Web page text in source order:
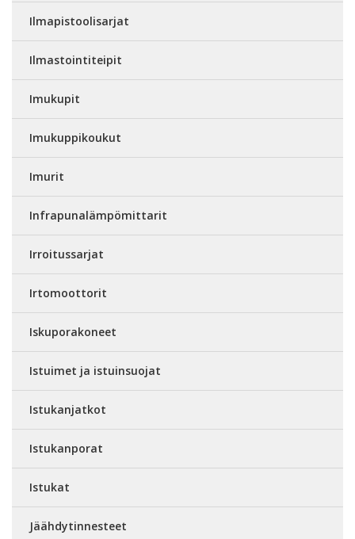
Ilmapistoolisarjat
Ilmastointiteipit
Imukupit
Imukuppikoukut
Imurit
Infrapunalämpömittarit
Irroitussarjat
Irtomoottorit
Iskuporakoneet
Istuimet ja istuinsuojat
Istukanjatkot
Istukanporat
Istukat
Jäähdytinnesteet